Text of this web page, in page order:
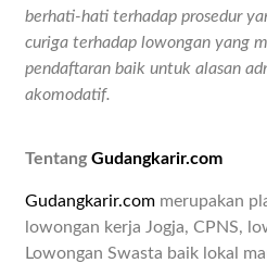
berhati-hati terhadap prosedur
curiga terhadap lowongan yang
pendaftaran baik untuk alasan
akomodatif.
TentangGudangkarir.com
Gudangkarir.com merupakan
lowongan kerja Jogja, CPNS,
Lowongan Swasta baik lokal